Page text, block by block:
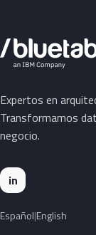
Expertos en
Transformamos
negocio.
in
Español English